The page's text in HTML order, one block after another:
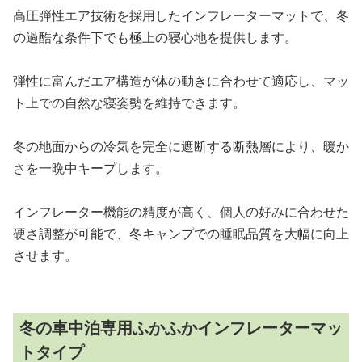
高圧弾性エア技術を採用したインフレーターマットで、冬
の過酷な条件下でも極上の寝心地を提供します。
弾性に富んだエア構造が体の動きに合わせて適応し、マッ
ト上での自然な寝姿勢を維持できます。
冬の地面からの冷気を完全に遮断する断熱層により、暖か
さを一晩中キープします。
インフレーター機能の精度が高く、個人の好みに合わせた
硬さ調整が可能で、冬キャンプでの睡眠品質を大幅に向上
させます。
冬の車中泊専用ふかふかインフレーターマッ
トタイプ